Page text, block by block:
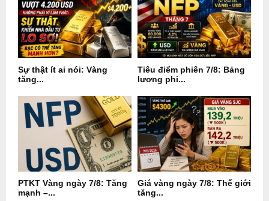
Sự thật ít ai nói: Vàng
tăng...
Tiêu điểm phiên 7/8: Bảng
lương phi...
PTKT Vàng ngày 7/8: Tăng
mạnh –...
Giá vàng ngày 7/8: Thế giới
tăng...